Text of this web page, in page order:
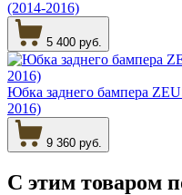
(2014-2016)
5 400 руб.
Юбка заднего бампера
2016)
9 360 руб.
С этим товаром